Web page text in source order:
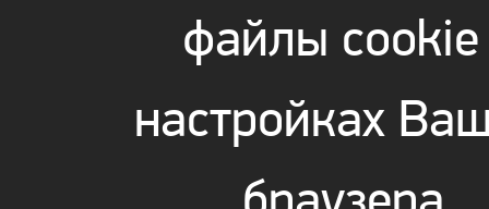
файлы cookie
настройках